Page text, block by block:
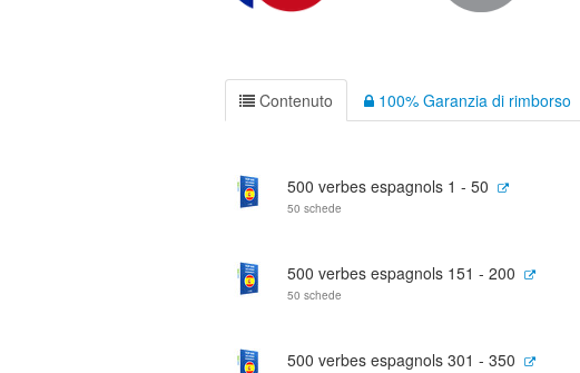
Contenuto 100% Garanzia di rimborso
500 verbes espagnols 1 - 50
50 schede
500 verbes espagnols 151 - 200
50 schede
500 verbes espagnols 301 - 350